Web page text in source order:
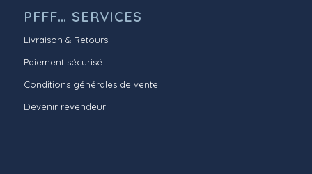
PFFF… SERVICES
Livraison & Retours
Paiement sécurisé
Conditions générales de vente
Devenir revendeur